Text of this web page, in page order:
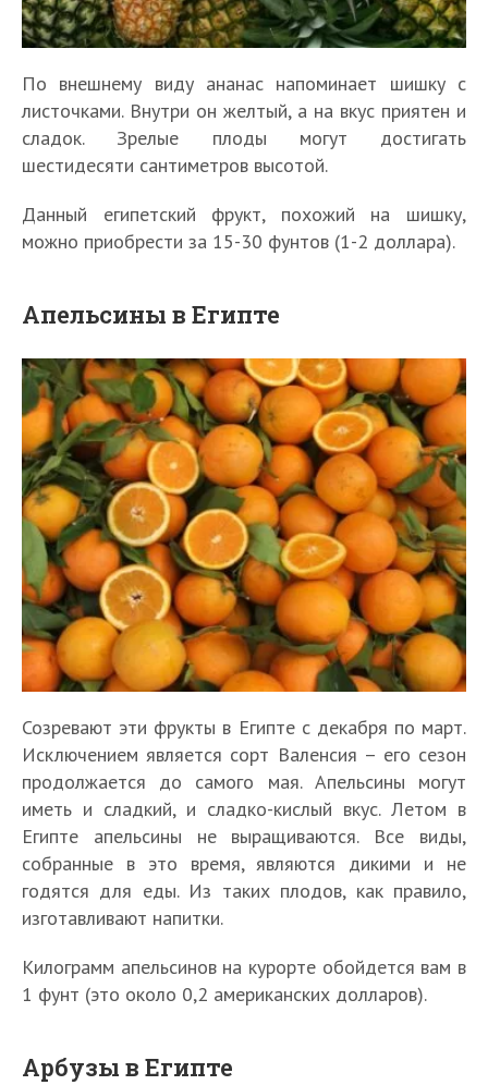
По внешнему виду ананас напоминает шишку с
листочками. Внутри он желтый, а на вкус приятен и
сладок. Зрелые плоды могут достигать
шестидесяти сантиметров высотой.
Данный египетский фрукт, похожий на шишку,
можно приобрести за 15-30 фунтов (1-2 доллара).
Апельсины в Египте
Созревают эти фрукты в Египте с декабря по март.
Исключением является сорт Валенсия – его сезон
продолжается до самого мая. Апельсины могут
иметь и сладкий, и сладко-кислый вкус. Летом в
Египте апельсины не выращиваются. Все виды,
собранные в это время, являются дикими и не
годятся для еды. Из таких плодов, как правило,
изготавливают напитки.
Килограмм апельсинов на курорте обойдется вам в
1 фунт (это около 0,2 американских долларов).
Арбузы в Египте